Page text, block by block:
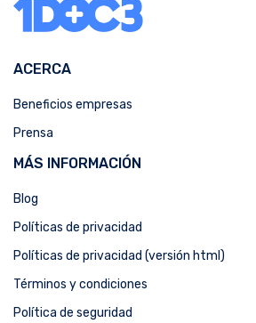
ACERCA
Beneficios empresas
Prensa
MÁS INFORMACIÓN
Blog
Políticas de privacidad
Políticas de privacidad (versión html)
Términos y condiciones
Política de seguridad